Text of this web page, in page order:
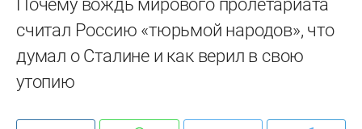
Почему вождь мирового пролетариата
считал Россию «тюрьмой народов», что
думал о Сталине и как верил в свою
утопию